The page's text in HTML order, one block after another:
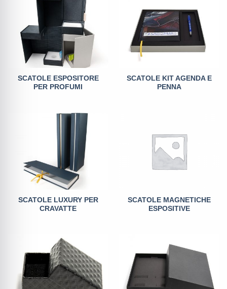
SCATOLE ESPOSITORE
PER PROFUMI
SCATOLE KIT AGENDA E
PENNA
SCATOLE LUXURY PER
CRAVATTE
SCATOLE MAGNETICHE
ESPOSITIVE